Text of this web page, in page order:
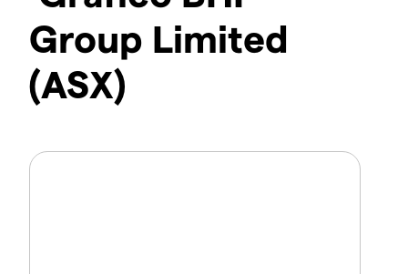
Group Limited
(ASX)